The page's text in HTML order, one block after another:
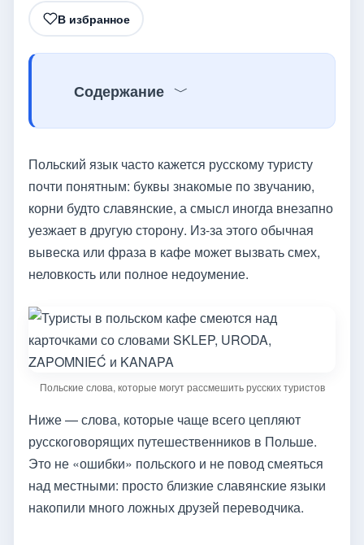
В избранное
Содержание
Польский язык часто кажется русскому туристу
почти понятным: буквы знакомые по звучанию,
корни будто славянские, а смысл иногда внезапно
уезжает в другую сторону. Из-за этого обычная
вывеска или фраза в кафе может вызвать смех,
неловкость или полное недоумение.
Польские слова, которые могут рассмешить русских туристов
Ниже — слова, которые чаще всего цепляют
русскоговорящих путешественников в Польше.
Это не «ошибки» польского и не повод смеяться
над местными: просто близкие славянские языки
накопили много ложных друзей переводчика.